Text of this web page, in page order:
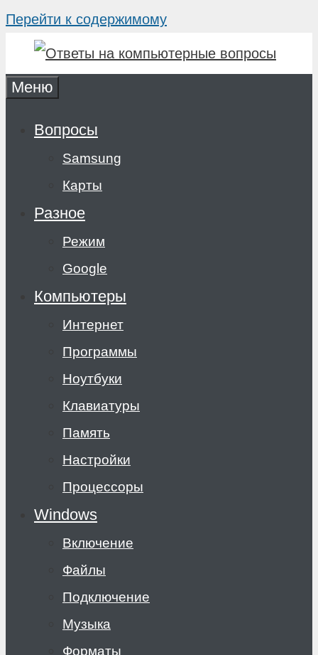
Перейти к содержимому
Меню
Вопросы
Samsung
Карты
Разное
Режим
Google
Компьютеры
Интернет
Программы
Ноутбуки
Клавиатуры
Память
Настройки
Процессоры
Windows
Включение
Файлы
Подключение
Музыка
Форматы